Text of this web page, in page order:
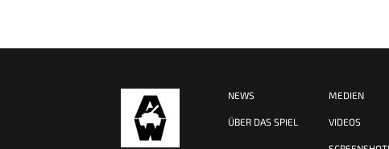
NEWS
ÜBER DAS SPIEL
MEDIEN
VIDEOS